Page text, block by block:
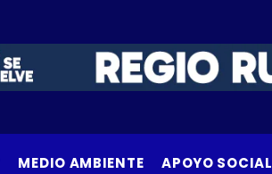
MEDIO AMBIENTE APOYO SOCIAL